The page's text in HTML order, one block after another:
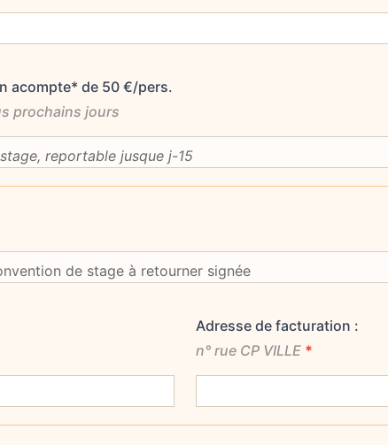
acompte* de 50 €/pers.
prochains jours
Adresse de facturation :
n° rue CP VILLE *